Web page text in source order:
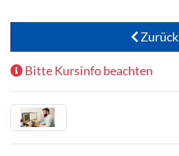
Zurück
Bitte Kursinfo beachten